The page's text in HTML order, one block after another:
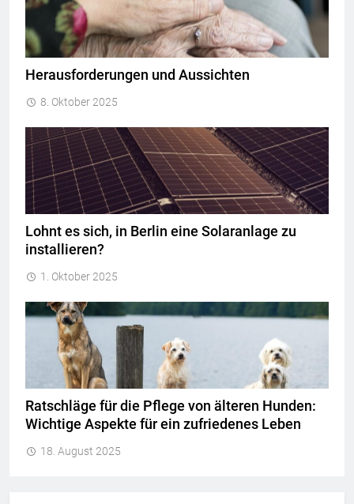
Herausforderungen und Aussichten
8. Oktober 2025
Lohnt es sich, in Berlin eine Solaranlage zu
installieren?
1. Oktober 2025
Ratschläge für die Pflege von älteren Hunden:
Wichtige Aspekte für ein zufriedenes Leben
18. August 2025